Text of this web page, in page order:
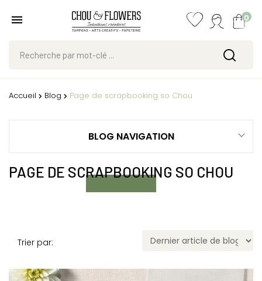
0
Accueil Blog Page de scrapbooking so Chou
BLOG NAVIGATION
PAGE DE SCRAPBOOKING SO CHOU
Trier par: